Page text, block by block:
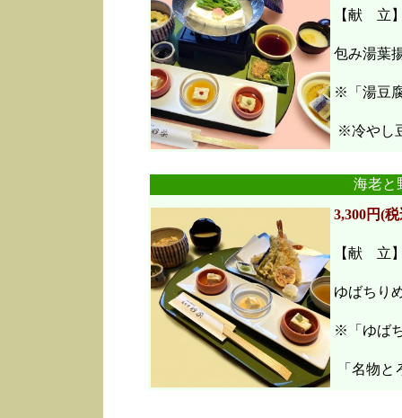
【献 立
包み湯葉
※「湯豆
※冷やし
海老
3,300円(
【献 立
ゆばちり
※「ゆば
「名物と